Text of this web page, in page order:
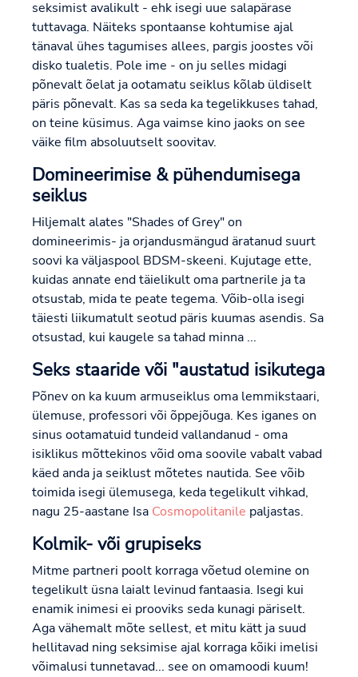
seksimist avalikult - ehk isegi uue salapärase
tuttavaga. Näiteks spontaanse kohtumise ajal
tänaval ühes tagumises allees, pargis joostes või
disko tualetis. Pole ime - on ju selles midagi
põnevalt õelat ja ootamatu seiklus kõlab üldiselt
päris põnevalt. Kas sa seda ka tegelikkuses tahad,
on teine küsimus. Aga vaimse kino jaoks on see
väike film absoluutselt soovitav.
Domineerimise & pühendumisega
seiklus
Hiljemalt alates "Shades of Grey" on
domineerimis- ja orjandusmängud äratanud suurt
soovi ka väljaspool BDSM-skeeni. Kujutage ette,
kuidas annate end täielikult oma partnerile ja ta
otsustab, mida te peate tegema. Võib-olla isegi
täiesti liikumatult seotud päris kuumas asendis. Sa
otsustad, kui kaugele sa tahad minna ...
Seks staaride või "austatud isikutega
Põnev on ka kuum armuseiklus oma lemmikstaari,
ülemuse, professori või õppejõuga. Kes iganes on
sinus ootamatuid tundeid vallandanud - oma
isiklikus mõttekinos võid oma soovile vabalt vabad
käed anda ja seiklust mõtetes nautida. See võib
toimida isegi ülemusega, keda tegelikult vihkad,
nagu 25-aastane Isa Cosmopolitanile paljastas.
Kolmik- või grupiseks
Mitme partneri poolt korraga võetud olemine on
tegelikult üsna laialt levinud fantaasia. Isegi kui
enamik inimesi ei prooviks seda kunagi päriselt.
Aga vähemalt mõte sellest, et mitu kätt ja suud
hellitavad ning seksimise ajal korraga kõiki imelisi
võimalusi tunnetavad... see on omamoodi kuum!